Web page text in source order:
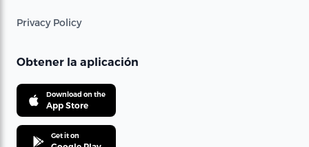
Privacy Policy
Obtener la aplicación
Download on the
App Store
Get it on